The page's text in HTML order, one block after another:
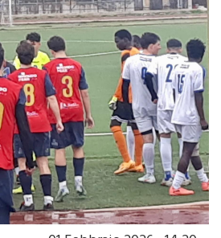
01 Febbraio 2026 - 14:20